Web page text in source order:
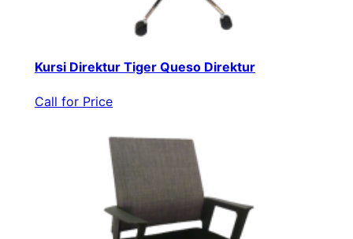
Kursi Direktur Tiger Queso Direktur
Call for Price